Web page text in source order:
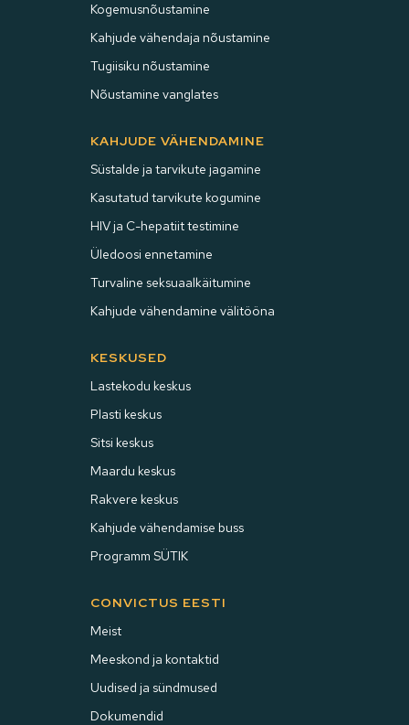
Kogemusnõustamine
Kahjude vähendaja nõustamine
Tugiisiku nõustamine
Nõustamine vanglates
KAHJUDE VÄHENDAMINE
Süstalde ja tarvikute jagamine
Kasutatud tarvikute kogumine
HIV ja C-hepatiit testimine
Üledoosi ennetamine
Turvaline seksuaalkäitumine
Kahjude vähendamine välitööna
KESKUSED
Lastekodu keskus
Plasti keskus
Sitsi keskus
Maardu keskus
Rakvere keskus
Kahjude vähendamise buss
Programm SÜTIK
CONVICTUS EESTI
Meist
Meeskond ja kontaktid
Uudised ja sündmused
Dokumendid